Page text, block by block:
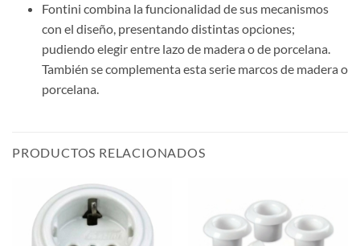
Fontini combina la funcionalidad de sus mecanismos
con el diseño, presentando distintas opciones;
pudiendo elegir entre lazo de madera o de porcelana.
También se complementa esta serie marcos de madera o
porcelana.
PRODUCTOS RELACIONADOS